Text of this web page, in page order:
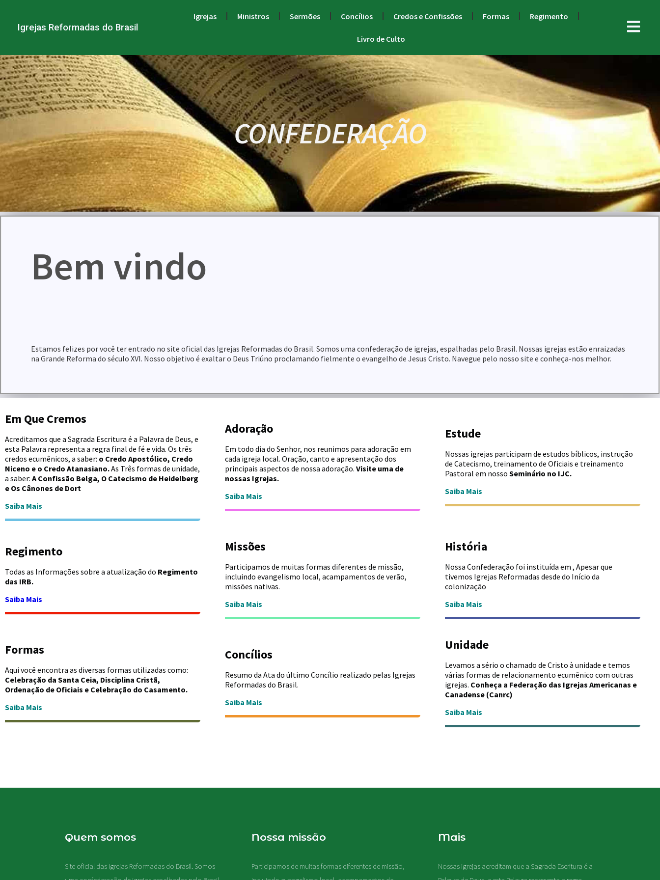
Igrejas Reformadas do Brasil
Igrejas Ministros Sermões Concílios Credos e Confissões Formas Regimento
Livro de Culto
CONFEDERAÇÃO
Bem vindo
Estamos felizes por você ter entrado no site oficial das Igrejas Reformadas do Brasil. Somos uma confederação de igrejas, espalhadas pelo Brasil. Nossas igrejas estão enraizadas
na Grande Reforma do século XVI. Nosso objetivo é exaltar o Deus Triúno proclamando fielmente o evangelho de Jesus Cristo. Navegue pelo nosso site e conheça-nos melhor.
Em Que Cremos
Acreditamos que a Sagrada Escritura é a Palavra de Deus, e
esta Palavra representa a regra final de fé e vida. Os três
credos ecumênicos, a saber: o Credo Apostólico, Credo
Niceno e o Credo Atanasiano.As Três formas de unidade,
a saber: A Confissão Belga, O Catecismo de Heidelberg
e Os Cânones de Dort
Saiba Mais
Adoração
Em todo dia do Senhor, nos reunimos para adoração em
cada igreja local. Oração, canto e apresentação dos
principais aspectos de nossa adoração. Visite uma de
nossas Igrejas.
Saiba Mais
Estude
Nossas igrejas participam de estudos bíblicos, instrução
de Catecismo, treinamento de Oficiais e treinamento
Pastoral em nosso Seminário no IJC.
Saiba Mais
Regimento
Todas as Informações sobre a atualização do Regimento
das IRB.
Saiba Mais
Missões
Participamos de muitas formas diferentes de missão,
incluindo evangelismo local, acampamentos de verão,
missões nativas.
Saiba Mais
História
Nossa Confederação foi instituída em , Apesar que
tivemos Igrejas Reformadas desde do Início da
colonização
Saiba Mais
Formas
Aqui você encontra as diversas formas utilizadas como:
Celebração da Santa Ceia, Disciplina Cristã,
Ordenação de Oficiais e Celebração do Casamento.
Saiba Mais
Concílios
Resumo da Ata do último Concílio realizado pelas Igrejas
Reformadas do Brasil.
Saiba Mais
Unidade
Levamos a sério o chamado de Cristo à unidade e temos
várias formas de relacionamento ecumênico com outras
igrejas. Conheça a Federação das Igrejas Americanas e
Canadense (Canrc)
Saiba Mais
Quem somos
Site oficial das Igrejas Reformadas do Brasil. Somos
Nossa missão
Participamos de muitas formas diferentes de missão,
Mais
Nossas igrejas acreditam que a Sagrada Escritura é a